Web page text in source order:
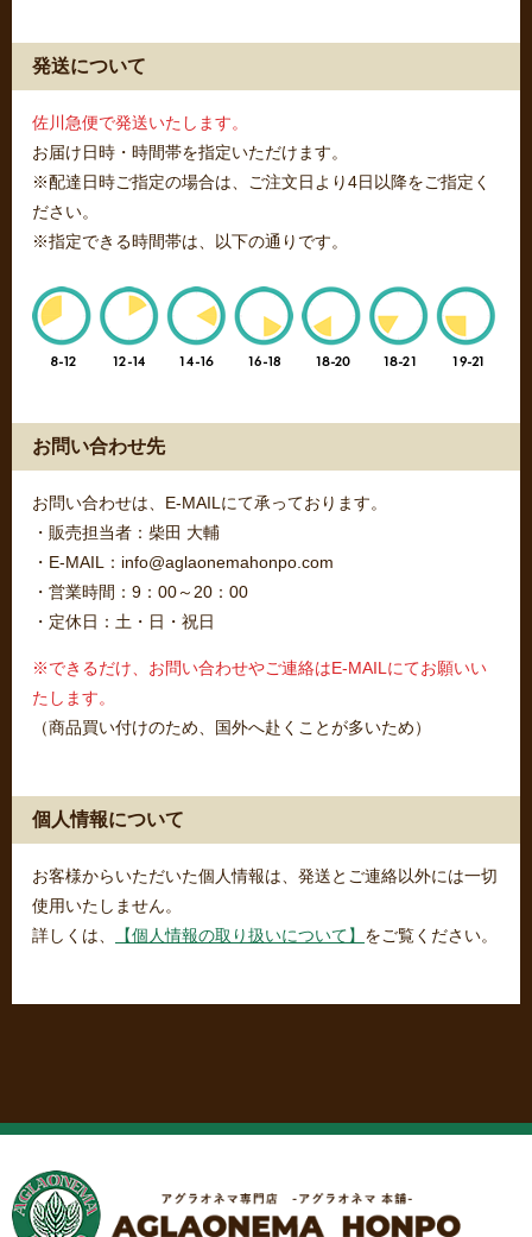
発送について
佐川急便で発送いたします。
お届け日時・時間帯を指定いただけます。
※配達日時ご指定の場合は、ご注文日より4日以降をご指定く
ださい。
※指定できる時間帯は、以下の通りです。
お問い合わせ先
お問い合わせは、E-MAILにて承っております。
・販売担当者：柴田 大輔
・E-MAIL：info@aglaonemahonpo.com
・営業時間：9：00～20：00
・定休日：土・日・祝日
※できるだけ、お問い合わせやご連絡はE-MAILにてお願いい
たします。
（商品買い付けのため、国外へ赴くことが多いため）
個人情報について
お客様からいただいた個人情報は、発送とご連絡以外には一切
使用いたしません。
詳しくは、
【個人情報の取り扱いについて】 をご覧ください。